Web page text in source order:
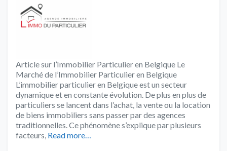
Article sur l’Immobilier Particulier en Belgique Le
Marché de l’Immobilier Particulier en Belgique
L’immobilier particulier en Belgique est un secteur
dynamique et en constante évolution. De plus en plus de
particuliers se lancent dans l’achat, la vente ou la location
de biens immobiliers sans passer par des agences
traditionnelles. Ce phénomène s’explique par plusieurs
facteurs, Read more…